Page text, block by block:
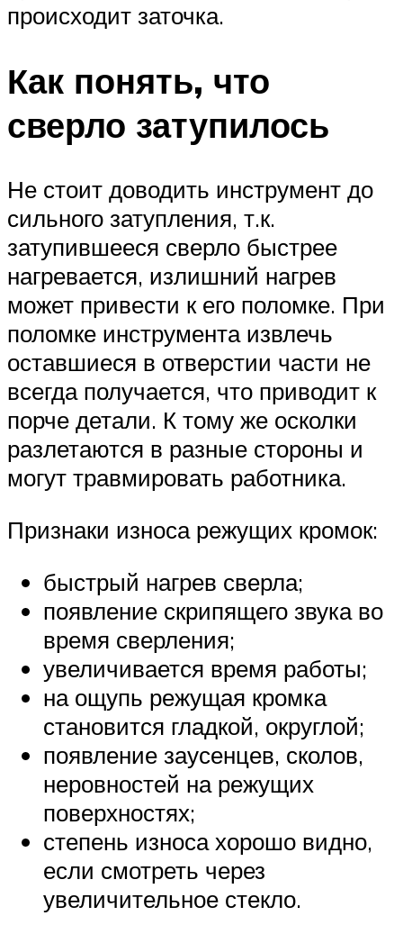
происходит заточка.
Как понять, что
сверло затупилось
Не стоит доводить инструмент до
сильного затупления, т.к.
затупившееся сверло быстрее
нагревается, излишний нагрев
может привести к его поломке. При
поломке инструмента извлечь
оставшиеся в отверстии части не
всегда получается, что приводит к
порче детали. К тому же осколки
разлетаются в разные стороны и
могут травмировать работника.
Признаки износа режущих кромок:
быстрый нагрев сверла;
появление скрипящего звука во
время сверления;
увеличивается время работы;
на ощупь режущая кромка
становится гладкой, округлой;
появление заусенцев, сколов,
неровностей на режущих
поверхностях;
степень износа хорошо видно,
если смотреть через
увеличительное стекло.